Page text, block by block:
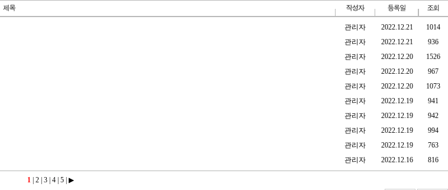
관리자 2022.12.21
1014
관리자 2022.12.21
936
관리자 2022.12.20
1526
관리자 2022.12.20
967
관리자 2022.12.20
1073
관리자 2022.12.19
941
관리자 2022.12.19
942
관리자 2022.12.19
994
관리자 2022.12.19
763
관리자 2022.12.16 816
1| 2| 3| 4| 5| ▶